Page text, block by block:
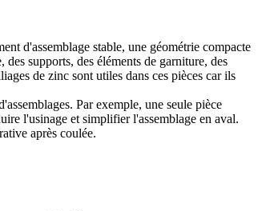
d'assemblage stable, une géométrie compacte
supports, des éléments de garniture, des
de zinc sont utiles dans ces pièces car ils
Par exemple, une seule pièce
l'usinage et simplifier l'assemblage en aval.
après coulée.